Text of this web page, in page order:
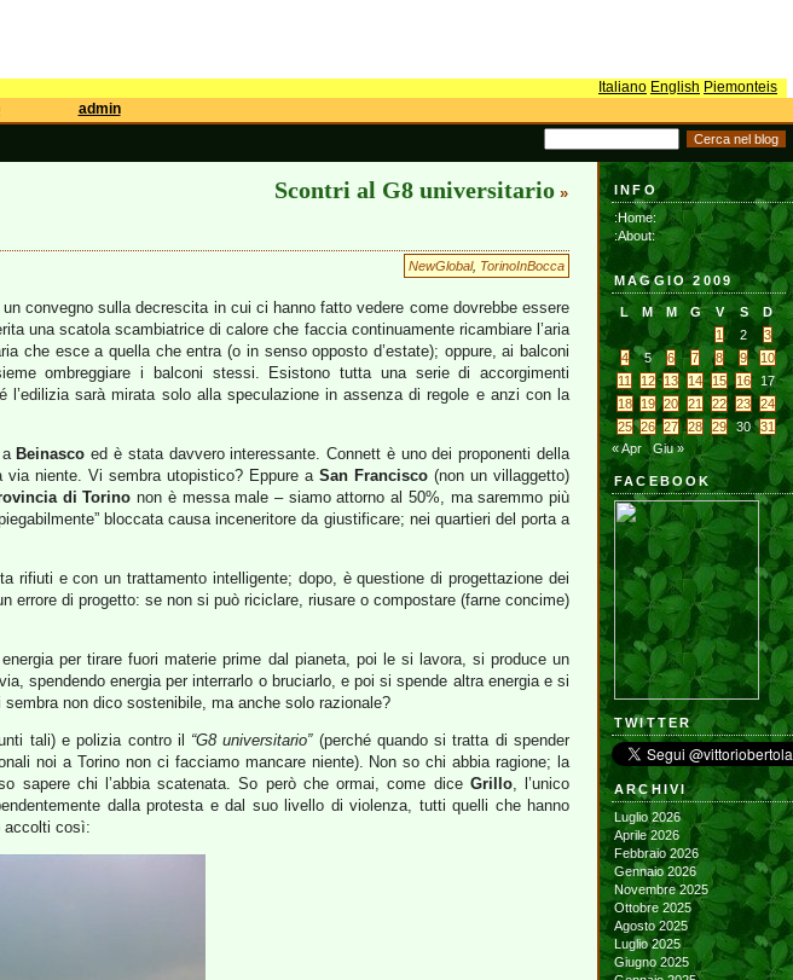
Italiano English Piemonteis
admin
Scontri al G8 universitario »
NewGlobal, TorinoInBocca
convegno sulla decrescita in cui ci hanno fatto vedere come dovrebbe essere
una scatola scambiatrice di calore che faccia continuamente ricambiare l’aria
che esce a quella che entra (o in senso opposto d’estate); oppure, ai balconi
ombreggiare i balconi stessi. Esistono tutta una serie di accorgimenti
sarà mirata solo alla speculazione in assenza di regole e anzi con la
Beinasco ed è stata davvero interessante. Connett è uno dei proponenti della
niente. Vi sembra utopistico? Eppure a San Francisco (non un villaggetto)
di Torino non è messa male – siamo attorno al 50%, ma saremmo più
bloccata causa inceneritore da giustificare; nei quartieri del porta a
rifiuti e con un trattamento intelligente; dopo, è questione di progettazione dei
errore di progetto: se non si può riciclare, riusare o compostare (farne concime)
per tirare fuori materie prime dal pianeta, poi le si lavora, si produce un
spendendo energia per interrarlo o bruciarlo, e poi si spende altra energia e si
non dico sostenibile, ma anche solo razionale?
tali) e polizia contro il “G8 universitario”(perché quando si tratta di spender
noi a Torino non ci facciamo mancare niente). Non so chi abbia ragione; la
sapere chi l’abbia scatenata. So però che ormai, come dice Grillo, l’unico
dalla protesta e dal suo livello di violenza, tutti quelli che hanno
accolti così:
INFO
:Home:
:About:
MAGGIO 2009
L M M G V S
D
1
2
3
4
5 6 7 8 9
10
11
12 13 14 15 16
17
18
19 20 21 22 23
24
25
26 27 28 29 30
31
« Apr
Giu »
FACEBOOK
TWITTER
ARCHIVI
Luglio 2026
Aprile 2026
Febbraio 2026
Gennaio 2026
Novembre 2025
Ottobre 2025
Agosto 2025
Luglio 2025
Giugno 2025